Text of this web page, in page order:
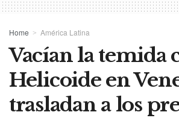
Home América Latina
Vacían la temida
Helicoide en
trasladan a los